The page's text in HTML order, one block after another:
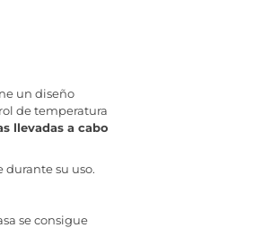
un diseño
de temperatura
llevadas a cabo
su uso.
se consigue